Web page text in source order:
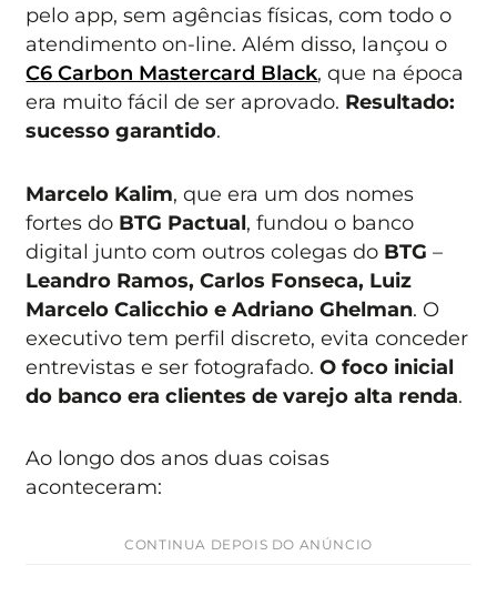
pelo app, sem agências físicas, com todo o
atendimento on-line. Além disso, lançou o
C6 Carbon Mastercard Black, que na época
era muito fácil de ser aprovado. Resultado:
sucesso garantido.
Marcelo Kalim, que era um dos nomes
fortes do BTG Pactual, fundou o banco
digital junto com outros colegas do BTG–
Leandro Ramos, Carlos Fonseca, Luiz
Marcelo Calicchio e Adriano Ghelman. O
executivo tem perfil discreto, evita conceder
entrevistas e ser fotografado.O foco inicial
do banco era clientes de varejo alta renda.
Ao longo dos anos duas coisas
aconteceram:
CONTINUA DEPOIS DO ANÚNCIO